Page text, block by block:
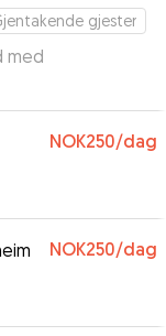
gjester
med
NOK250/dag
NOK250/dag